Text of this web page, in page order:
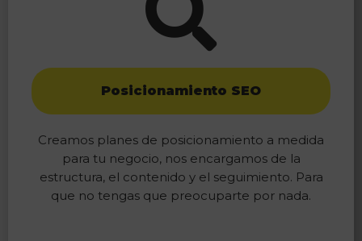
Posicionamiento SEO
Creamos planes de posicionamiento a medida
para tu negocio, nos encargamos de la
estructura, el contenido y el seguimiento. Para
que no tengas que preocuparte por nada.